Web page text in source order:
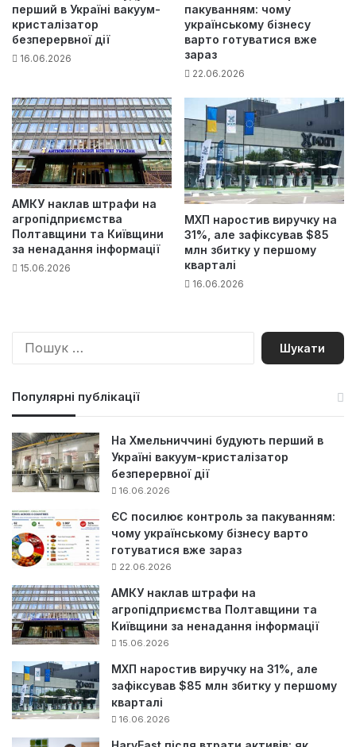
перший в Україні вакуум-
кристалізатор
безперервної дії
16.06.2026
пакуванням: чому
українському бізнесу
варто готуватися вже
зараз
22.06.2026
АМКУ наклав штрафи на
агропідприємства
Полтавщини та Київщини
за ненадання інформації
15.06.2026
МХП наростив виручку на
31%, але зафіксував $85
млн збитку у першому
кварталі
16.06.2026
П
Популярні публікації
На Хмельниччині будують перший в
Україні вакуум-кристалізатор
безперервної дії
16.06.2026
ЄС посилює контроль за пакуванням:
чому українському бізнесу варто
готуватися вже зараз
22.06.2026
АМКУ наклав штрафи на
агропідприємства Полтавщини та
Київщини за ненадання інформації
15.06.2026
МХП наростив виручку на 31%, але
зафіксував $85 млн збитку у першому
кварталі
16.06.2026